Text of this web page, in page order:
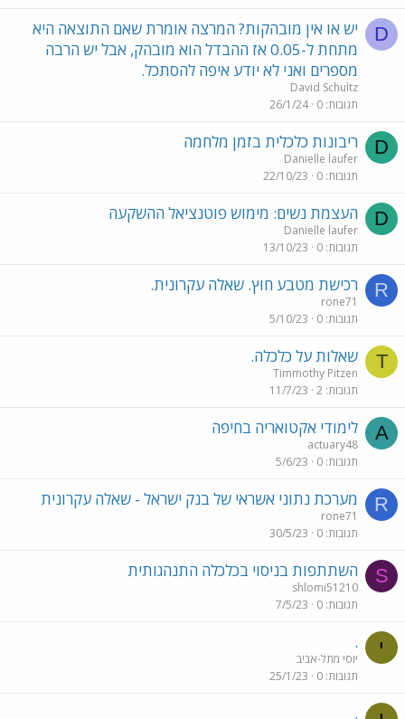
D
יש או אין מובהקות? המרצה אומרת שאם התוצאה היא
מתחת ל-0.05 אז ההבדל הוא מובהק, אבל יש הרבה
מספרים ואני לא יודע איפה להסתכל.
David Schultz
תגובות 0
26/1/24
D ריבונות כלכלית בזמן מלחמה
Danielle laufer
תגובות 0
22/10/23
D העצמת נשים: מימוש פוטנציאל ההשקעה
Danielle laufer
תגובות 0
13/10/23
R רכישת מטבע חוץ. שאלה עקרונית.
rone71
תגובות 0
5/10/23
T שאלות על כלכלה.
Timmothy Pitzen
תגובות 2
11/7/23
A לימודי אקטואריה בחיפה
actuary48
תגובות 0
5/6/23
R מערכת נתוני אשראי של בנק ישראל - שאלה עקרונית
rone71
תגובות 0
30/5/23
S השתתפות בניסוי בכלכלה התנהגותית
shlomi51210
תגובות 0
7/5/23
י .
יוסי מתל-אביב
תגובות 0
25/1/23
.